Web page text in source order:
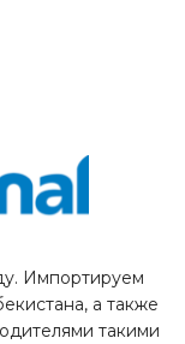
Импортируем
а также
такими